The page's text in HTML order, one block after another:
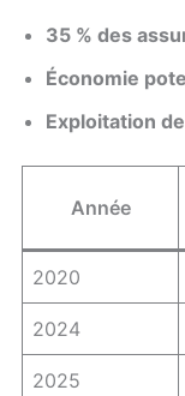
35 % des
Économie
Exploitation
Année
2020
2024
2025